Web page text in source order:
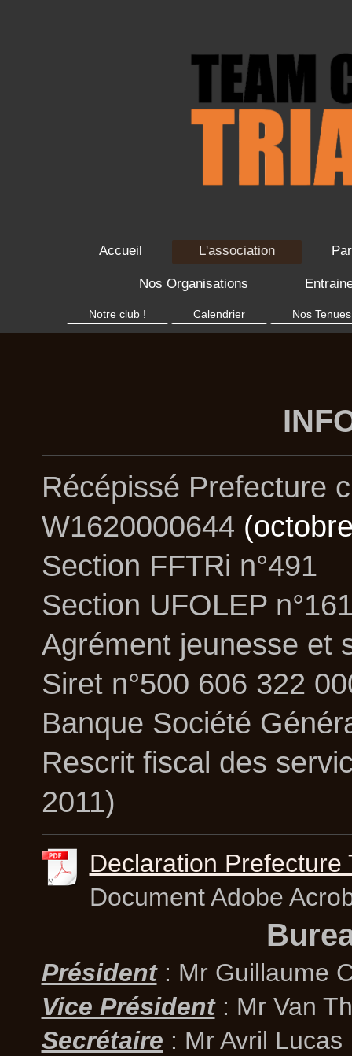
Accueil L'association
Nos Organisations
Notre club ! Calendrier Nos Tenues
Récépissé Prefecture
W1620000644
Section FFTRi n°491
Section UFOLEP
Agrément jeunesse et
Siret n°500 606 322
Banque Société
Rescrit fiscal des
2011)
Declaration Prefecture
Document Adobe
Président: Mr Guillaume
Vice Président: Mr Van
Secrétaire : Mr Avril Lucas